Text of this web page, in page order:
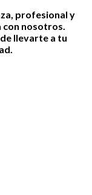
profesional y
con nosotros.
llevarte a tu